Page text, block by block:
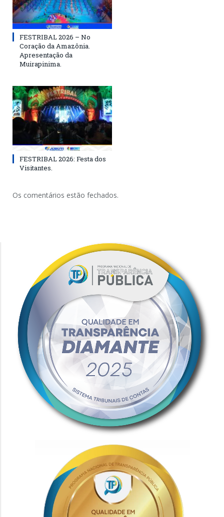
FESTRIBAL 2026 – No
Coração da Amazônia.
Apresentação da
Muirapinima.
FESTRIBAL 2026: Festa dos
Visitantes.
Os comentários estão fechados.